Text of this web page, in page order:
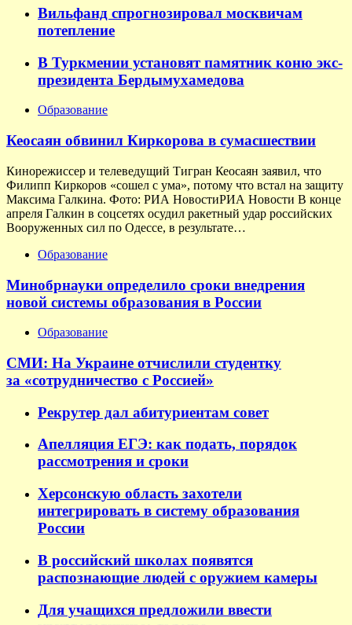
Вильфанд спрогнозировал москвичам
потепление
В Туркмении установят памятник коню экс-
президента Бердымухамедова
Образование
Кеосаян обвинил Киркорова в сумасшествии
Кинорежиссер и телеведущий Тигран Кеосаян заявил, что
Филипп Киркоров «сошел с ума», потому что встал на защиту
Максима Галкина. Фото: РИА НовостиРИА Новости В конце
апреля Галкин в соцсетях осудил ракетный удар российских
Вооруженных сил по Одессе, в результате…
Образование
Минобрнауки определило сроки внедрения
новой системы образования в России
Образование
СМИ: На Украине отчислили студентку
за «сотрудничество с Россией»
Рекрутер дал абитуриентам совет
Апелляция ЕГЭ: как подать, порядок
рассмотрения и сроки
Херсонскую область захотели
интегрировать в систему образования
России
В российский школах появятся
распознающие людей с оружием камеры
Для учащихся предложили ввести